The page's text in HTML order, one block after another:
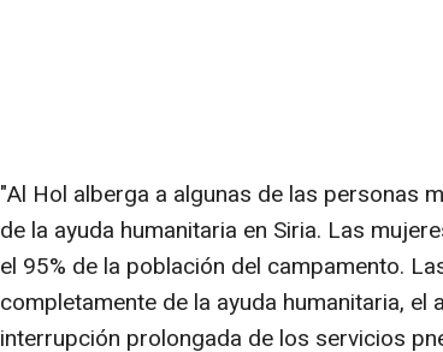
"Al Hol alberga a algunas de las personas
de la ayuda humanitaria en Siria. Las
el 95% de la población del campamento.
completamente de la ayuda humanitaria, el
interrupción prolongada de los servicios